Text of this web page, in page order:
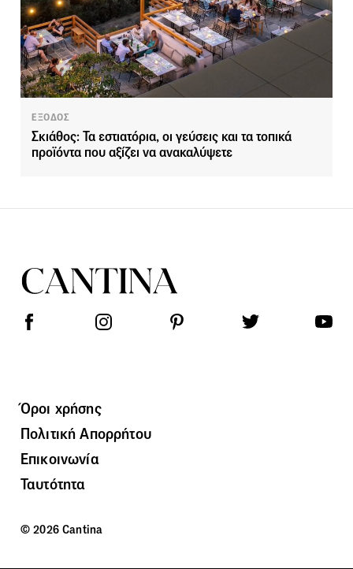
ΕΞΟΔΟΣ
Σκιάθος: Τα εστιατόρια, οι γεύσεις και τα τοπικά
προϊόντα που αξίζει να ανακαλύψετε
Όροι χρήσης
Πολιτική Απορρήτου
Επικοινωνία
Ταυτότητα
© 2026 Cantina